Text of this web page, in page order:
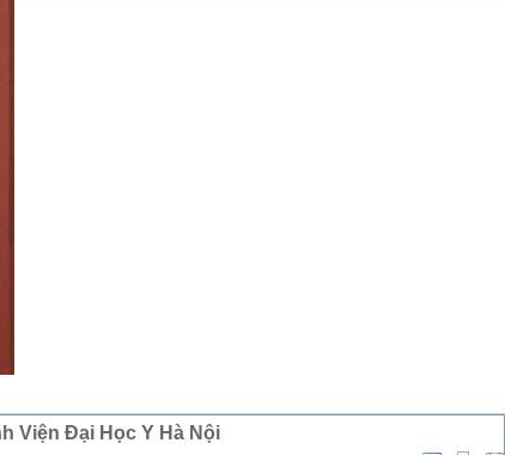
Viện Đại Học Y Hà Nội